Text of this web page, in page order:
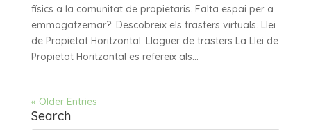
físics a la comunitat de propietaris. Falta espai per a
emmagatzemar?: Descobreix els trasters virtuals. Llei
de Propietat Horitzontal: Lloguer de trasters La Llei de
Propietat Horitzontal es refereix als...
« Older Entries
Search